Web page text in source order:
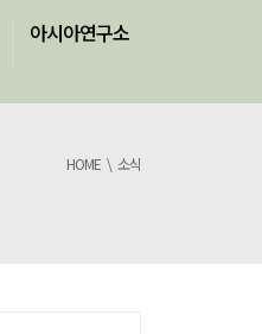
아시아연구소
HOME 소식